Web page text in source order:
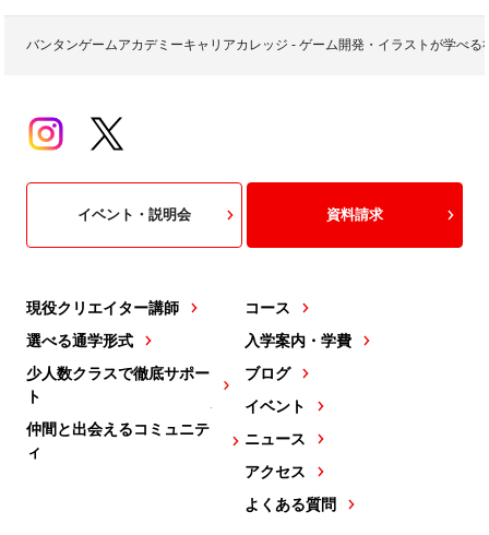
バンタンゲームアカデミーキャリアカレッジ - ゲーム開発・イラストが学べ
現役クリエイター講師
選べる通学形式
少人数クラスで徹底サポー
ト
仲間と出会えるコミュニテ
ィ
コース
入学案内・学費
ブログ
イベント
ニュース
アクセス
よくある質問
イベント・説明会 資料請求